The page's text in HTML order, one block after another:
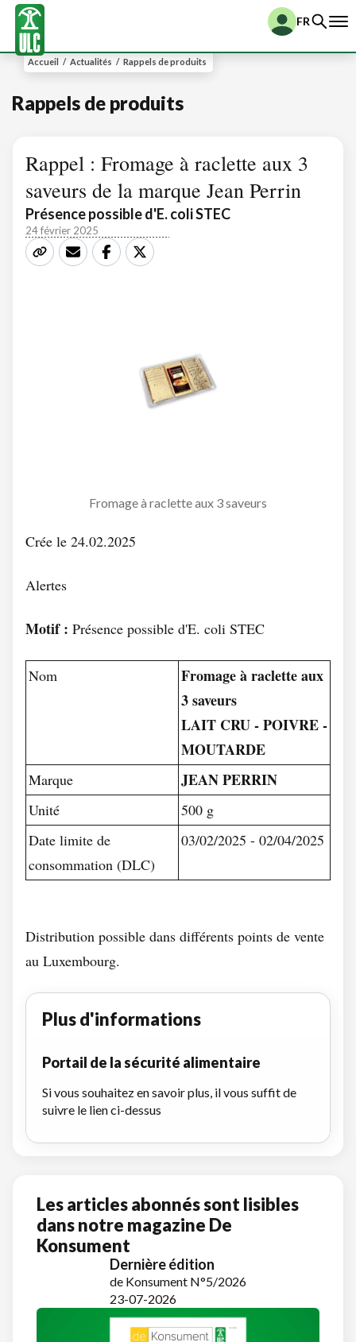
FR
Accueil / Actualités / Rappels de produits
Rappels de produits
Rappel : Fromage à raclette aux 3
saveurs de la marque Jean Perrin
Présence possible d'E. coli STEC
24 février 2025
Fromage à raclette aux 3 saveurs
Crée le 24.02.2025
Alertes
Motif : Présence possible d'E. coli STEC
Nom
Fromage à raclette aux
3 saveurs
LAIT CRU - POIVRE -
MOUTARDE
Marque JEAN PERRIN
Unité
500 g
Date limite de
consommation (DLC)
03/02/2025 - 02/04/2025
Distribution possible dans différents points de vente
au Luxembourg.
Plus d'informations
Portail de la sécurité alimentaire
Si vous souhaitez en savoir plus, il vous suffit de
suivre le lien ci-dessus
Les articles abonnés sont lisibles
dans notre magazine De
Konsument
Dernière édition
de Konsument N°5/2026
23-07-2026